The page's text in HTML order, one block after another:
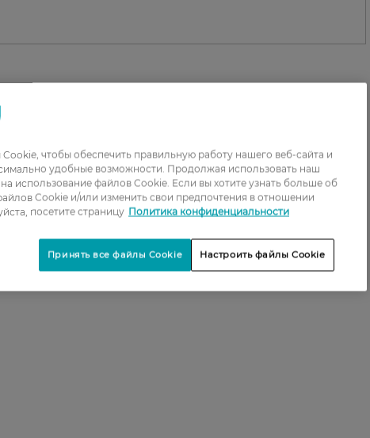
3
4
чтобы обеспечить правильную работу нашего веб-сайта и
удобные возможности. Продолжая использовать наш
использование файлов Cookie. Если вы хотите узнать больше об
Cookie и/или изменить свои предпочтения в отношении
посетите страницу Политика конфиденциальности
Настроить файлы Cookie
Принять все файлы Cookie